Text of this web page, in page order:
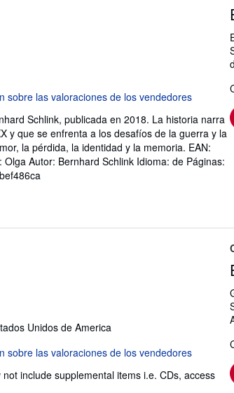
Schlink, publicada en 2018. La historia narra
y que se enfrenta a los desafíos de la guerra y la
la pérdida, la identidad y la memoria. EAN:
Autor: Bernhard Schlink Idioma: de Páginas:
Unidos de America
include supplemental items i.e. CDs, access